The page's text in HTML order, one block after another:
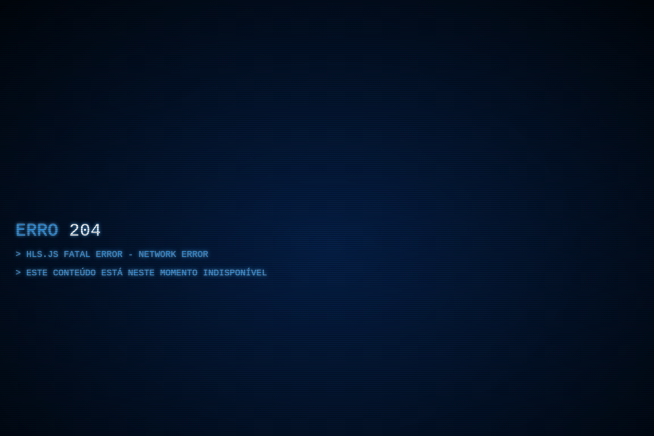
ERRO 204
HLS.JS FATAL ERROR - NETWORK ERROR
ESTE CONTEÚDO ESTÁ NESTE MOMENTO INDISPONÍVEL